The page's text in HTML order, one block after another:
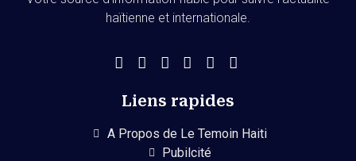
haïtienne et internationale.
Liens rapides
A Propos de Le Temoin Haiti
Pubilcité